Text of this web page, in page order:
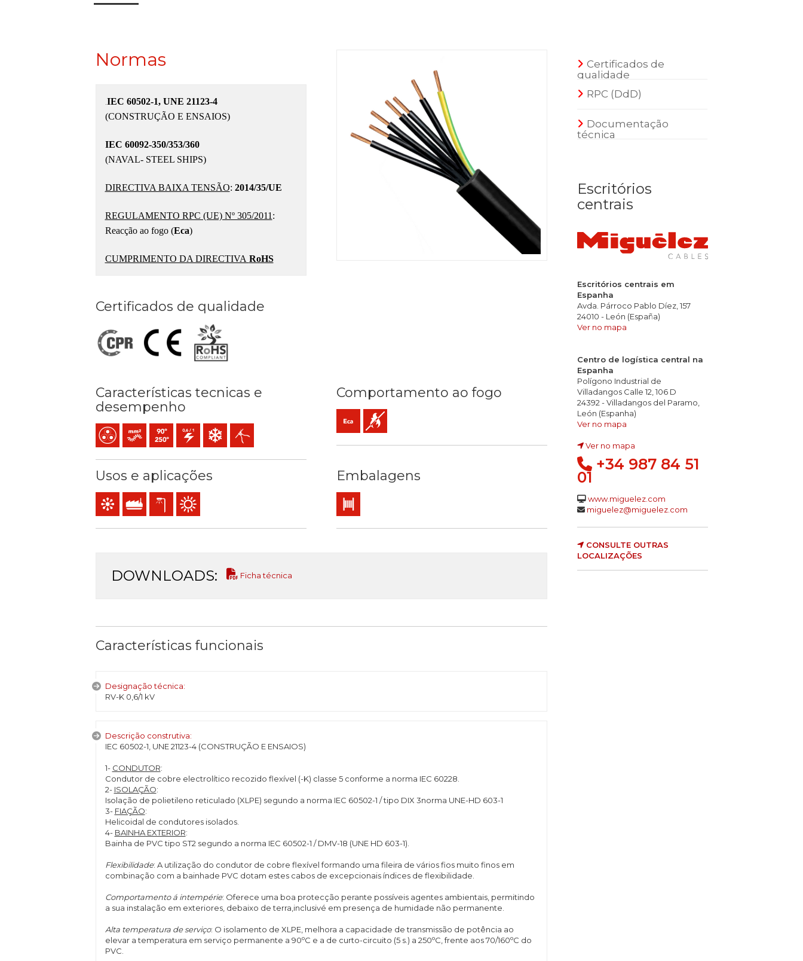
Normas
.IEC 60502-1, UNE 21123-4
(CONSTRUÇÃO E ENSAIOS)
IEC 60092-350/353/360
(NAVAL- STEEL SHIPS)
DIRECTIVA BAIXA TENSÃO: 2014/35/UE
REGULAMENTO RPC (UE) Nº 305/2011 :
Reacção ao fogo (Eca)
CUMPRIMENTO DA DIRECTIVA RoHS
Certificados de qualidade
Características tecnicas e
desempenho
MulticondutorCondutor flexível cableado (classe 5) mm2
Temperatura máx. serviço: 90ºC / 250ºC
0,6/1 (1,2) kV C.AResistência ao frio
Fácil descascado
Comportamento ao fogo
Eca (reacção ao fogo)
Não propagador da chama
Usos e aplicações
Comando e controle
Uso industrialIluminação pública
Utilização exterior
Embalagens
Bobina
DOWNLOADS: Ficha técnica
Características funcionais
Designação técnica:
RV-K 0,6/1 kV
Descrição construtiva:
IEC 60502-1, UNE 21123-4 (CONSTRUÇÃO E ENSAIOS)
1- CONDUTOR:
Condutor de cobre electrolítico recozido flexível (-K) classe 5 conforme a norma IEC 60228.
2- ISOLAÇÃO:
Isolação de polietileno reticulado (XLPE) segundo a norma IEC 60502-1 / tipo DIX 3norma UNE-HD 603-1
3- FIAÇÃO:
Helicoidal de condutores isolados.
4- BAINHA EXTERIOR:
Bainha de PVC tipo ST2 segundo a norma IEC 60502-1 / DMV-18 (UNE HD 603-1).
Flexibilidade: A utilização do condutor de cobre flexível formando uma fileira de vários fios muito finos em
combinação com a bainhade PVC dotam estes cabos de excepcionais índices de flexibilidade.
Comportamento á intempérie: Oferece uma boa protecção perante possíveis agentes ambientais, permitindo
a sua instalação em exteriores, debaixo de terra,inclusivé em presença de humidade não permanente.
Alta temperatura de serviço: O isolamento de XLPE, melhora a capacidade de transmissão de potência ao
elevar a temperatura em serviço permanente a 90oC e a de curto-circuito (5 s.) a 250oC, frente aos 70/160oC do
PVC.
Certificados de
qualidade
RPC (DdD)
Documentação
técnica
Escritórios
centrais
Escritórios centrais em
Espanha
Avda. Párroco Pablo Díez, 157
24010 - León (España)
Ver no mapa
Centro de logística central na
Espanha
Polígono Industrial de
Villadangos Calle 12, 106 D
24392 - Villadangos del Paramo,
León (Espanha)
Ver no mapa
Ver no mapa
+34 987 84 51
01
www.miguelez.com
miguelez@miguelez.com
CONSULTE OUTRAS
LOCALIZAÇÕES